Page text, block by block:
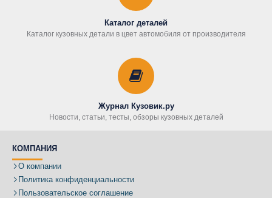
Каталог деталей
Каталог кузовных детали в цвет автомобиля от производителя
Журнал Кузовик.ру
Новости, статьи, тесты, обзоры кузовных деталей
КОМПАНИЯ
О компании
Политика конфиденциальности
Пользовательское соглашение